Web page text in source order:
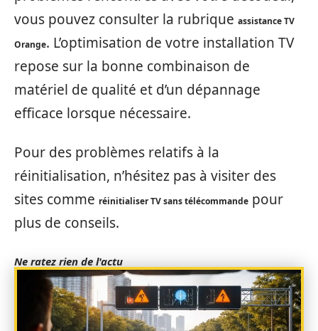
vous pouvez consulter la rubrique assistance TV
Orange. L’optimisation de votre installation TV
repose sur la bonne combinaison de
matériel de qualité et d’un dépannage
efficace lorsque nécessaire.
Pour des problèmes relatifs à la
réinitialisation, n’hésitez pas à visiter des
sites comme réinitialiser TV sans télécommande pour
plus de conseils.
Ne ratez rien de l'actu